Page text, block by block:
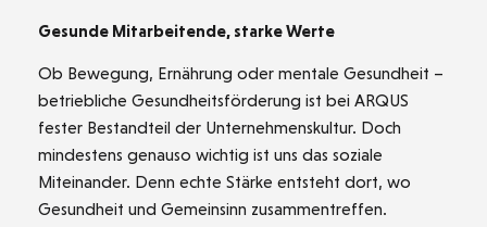
Gesunde Mitarbeitende, starke Werte
Ob Bewegung, Ernährung oder mentale Gesundheit –
betriebliche Gesundheitsförderung ist bei ARQUS
fester Bestandteil der Unternehmenskultur. Doch
mindestens genauso wichtig ist uns das soziale
Miteinander. Denn echte Stärke entsteht dort, wo
Gesundheit und Gemeinsinn zusammentreffen.